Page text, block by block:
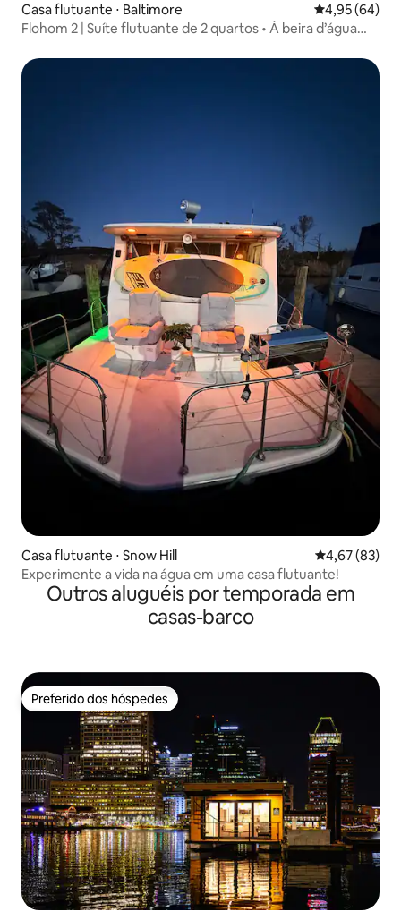
Casa flutuante ⋅ Baltimore 4,95 de uma
4,95 (64)
Flohom 2 | Suíte flutuante de 2 quartos • À beira d’água
Casa flutuante ⋅ Snow Hill 4,67 de uma
4,67 (83)
Experimente a vida na água em uma casa flutuante!
Outros aluguéis por temporada em
casas-barco
Preferido dos hóspedes
Preferido dos hóspedes